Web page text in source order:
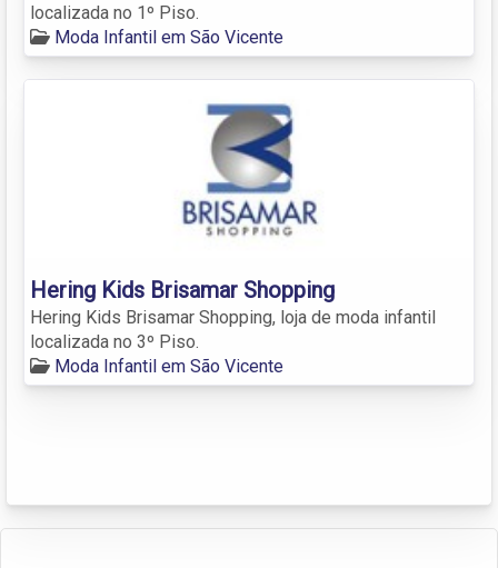
localizada no 1º Piso.
Moda Infantil em São Vicente
Hering Kids Brisamar Shopping
Hering Kids Brisamar Shopping, loja de moda infantil
localizada no 3º Piso.
Moda Infantil em São Vicente